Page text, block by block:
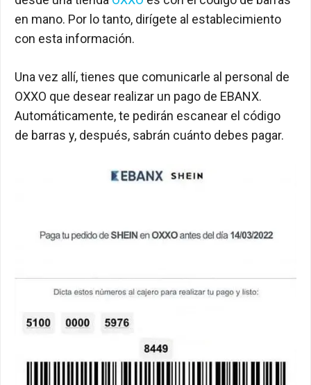
en mano. Por lo tanto, dirígete al establecimiento
con esta información.
Una vez allí, tienes que comunicarle al personal de
OXXO que desear realizar un pago de EBANX.
Automáticamente, te pedirán escanear el código
de barras y, después, sabrán cuánto debes pagar.